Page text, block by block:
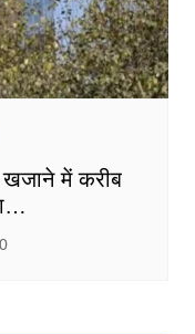
खजाने में करीब
0